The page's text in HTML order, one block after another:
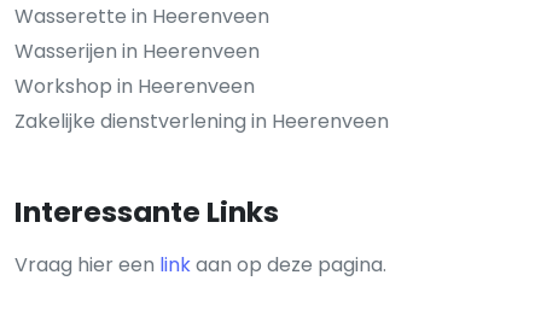
Wasserette in Heerenveen
Wasserijen in Heerenveen
Workshop in Heerenveen
Zakelijke dienstverlening in Heerenveen
Interessante Links
Vraag hier een linkaan op deze pagina.